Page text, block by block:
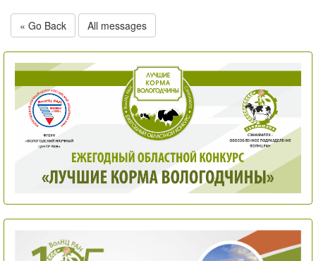
« Go Back All messages